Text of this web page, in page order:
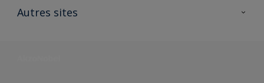
Ouvrir un magasin PASS
Autres sites